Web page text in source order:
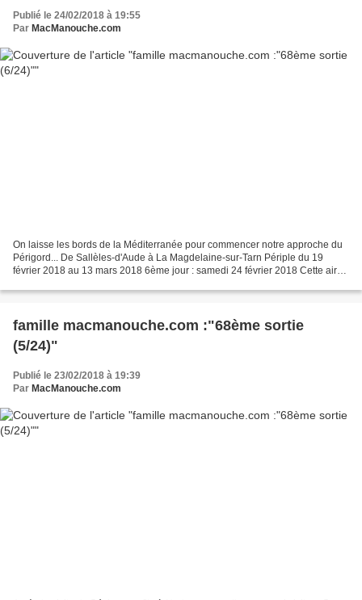
Publié le 24/02/2018 à 19:55
Par MacManouche.com
On laisse les bords de la Méditerranée pour commencer notre approche du
Périgord... De Sallèles-d'Aude à La Magdelaine-sur-Tarn Périple du 19
février 2018 au 13 mars 2018 6ème jour : samedi 24 février 2018 Cette aire
famille macmanouche.com :"68ème sortie
(5/24)"
Publié le 23/02/2018 à 19:39
Par MacManouche.com